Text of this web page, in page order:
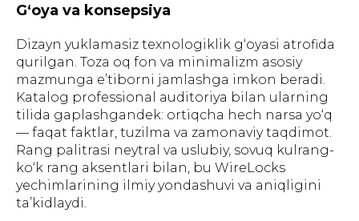
G‘oya va konsepsiya
Dizayn yuklamasiz texnologiklik g‘oyasi atrofida
qurilgan. Toza oq fon va minimalizm asosiy
mazmunga e’tiborni jamlashga imkon beradi.
Katalog professional auditoriya bilan ularning
tilida gaplashgandek: ortiqcha hech narsa yo‘q
— faqat faktlar, tuzilma va zamonaviy taqdimot.
Rang palitrasi neytral va uslubiy, sovuq kulrang-
ko‘k rang aksentlari bilan, bu WireLocks
yechimlarining ilmiy yondashuvi va aniqligini
ta’kidlaydi.